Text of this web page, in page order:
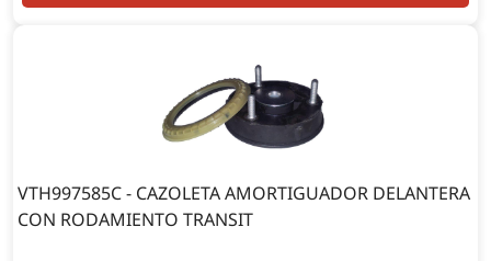
VTH997585C - CAZOLETA AMORTIGUADOR DELANTERA
CON RODAMIENTO TRANSIT